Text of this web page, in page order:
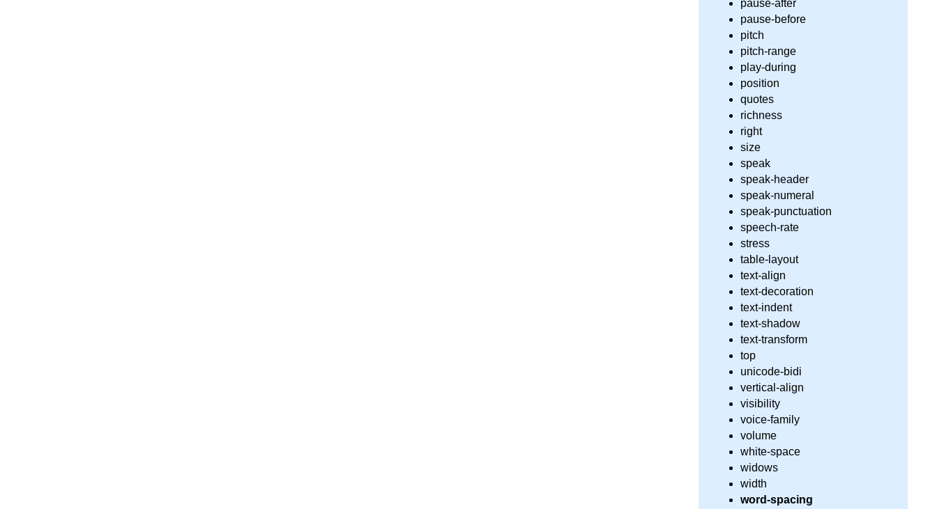
pause-after
pause-before
pitch
pitch-range
play-during
position
quotes
richness
right
size
speak
speak-header
speak-numeral
speak-punctuation
speech-rate
stress
table-layout
text-align
text-decoration
text-indent
text-shadow
text-transform
top
unicode-bidi
vertical-align
visibility
voice-family
volume
white-space
widows
width
word-spacing